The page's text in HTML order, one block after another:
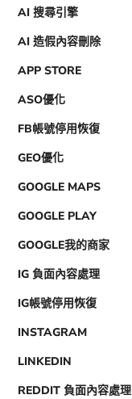
AI 搜尋引擎
AI 造假內容刪除
APP STORE
ASO優化
FB帳號停用恢復
GEO優化
GOOGLE MAPS
GOOGLE PLAY
GOOGLE我的商家
IG 負面內容處理
IG帳號停用恢復
INSTAGRAM
LINKEDIN
REDDIT 負面內容處理